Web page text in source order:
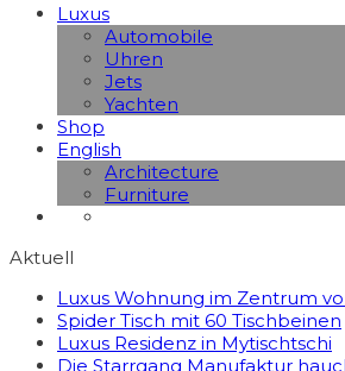
Luxus
Automobile
Uhren
Jets
Yachten
Shop
English
Architecture
Furniture
Aktuell
Luxus Wohnung im Zentrum
Spider Tisch mit 60 Tischbeinen
Luxus Residenz in Mytischtschi
Die Starrgang Manufaktur